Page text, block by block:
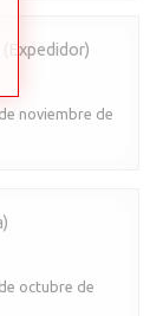
(Expedidor)
noviembre de
octubre de